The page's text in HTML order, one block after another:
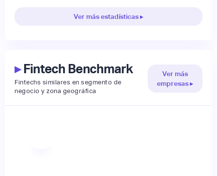
Ver más estadísticas ▸
▸Fintech Benchmark
Fintechs similares en segmento de
negocio y zona geográfica
Ver más
empresas ▸